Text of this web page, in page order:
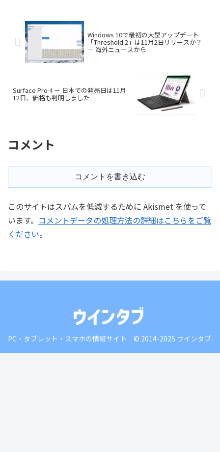
Windows 10で最初の大型アップデート
「Threshold 2」は11月2日リリースか？
－ 海外ニュースから
Surface Pro 4 － 日本での発売日は11月
12日、価格も判明しました
コメント
コメントを書き込む
このサイトはスパムを低減するために Akismet を使って
います。 コメントデータの処理方法の詳細はこちらをご覧
ください。
PC・タブレット・スマホの情報サイト © 2014-2025 ウインタブ.